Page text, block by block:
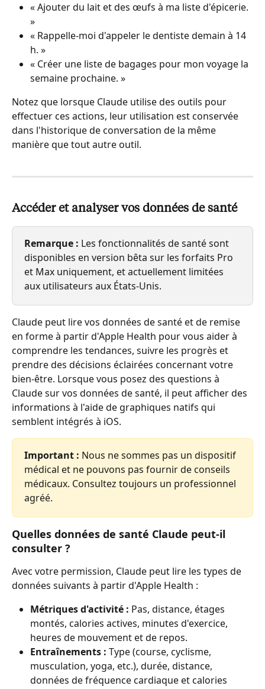
« Ajouter du lait et des œufs à ma liste d'épicerie.
»
« Rappelle-moi d'appeler le dentiste demain à 14
h. »
« Créer une liste de bagages pour mon voyage la
semaine prochaine. »
Notez que lorsque Claude utilise des outils pour
effectuer ces actions, leur utilisation est conservée
dans l'historique de conversation de la même
manière que tout autre outil.
Accéder et analyser vos données de santé
Remarque : Les fonctionnalités de santé sont
disponibles en version bêta sur les forfaits Pro
et Max uniquement, et actuellement limitées
aux utilisateurs aux États-Unis.
Claude peut lire vos données de santé et de remise
en forme à partir d'Apple Health pour vous aider à
comprendre les tendances, suivre les progrès et
prendre des décisions éclairées concernant votre
bien-être. Lorsque vous posez des questions à
Claude sur vos données de santé, il peut afficher des
informations à l'aide de graphiques natifs qui
semblent intégrés à iOS.
Important : Nous ne sommes pas un dispositif
médical et ne pouvons pas fournir de conseils
médicaux. Consultez toujours un professionnel
agréé.
Quelles données de santé Claude peut-il
consulter ?
Avec votre permission, Claude peut lire les types de
données suivants à partir d'Apple Health :
Métriques d'activité : Pas, distance, étages
montés, calories actives, minutes d'exercice,
heures de mouvement et de repos.
Entraînements : Type (course, cyclisme,
musculation, yoga, etc.), durée, distance,
données de fréquence cardiaque et calories